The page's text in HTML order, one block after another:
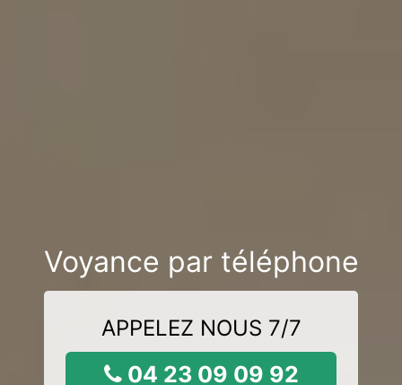
Voyance par téléphone
APPELEZ NOUS 7/7
04 23 09 09 92